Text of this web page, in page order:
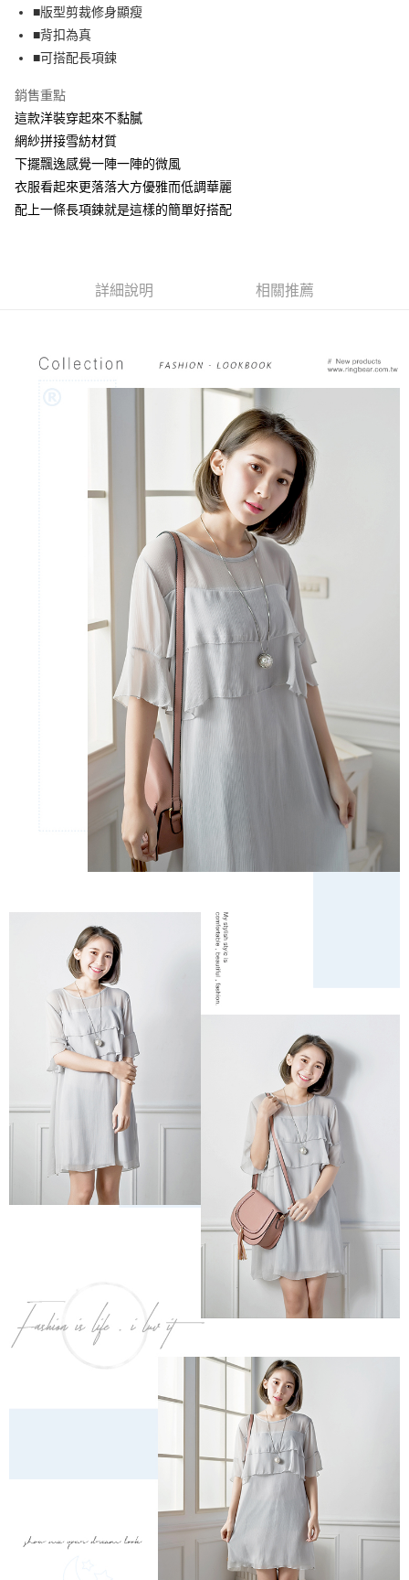
法說明評估內容。
【繳款方式說明】
1.分期款項不併入電信帳單，「大哥付你分期」於每月結算日後寄送繳費提
醒簡訊。
帳／街口支付／iPASS MONEY」等通路繳費。
【注意事項】
1.本服務係由「台灣大哥大股份有限公司」（以下簡稱本公司）所提供，讓
用戶於交易時，得透過本服務購買商品或服務，並由商店將買賣／分期付款
買賣價金債權讓與本公司後，依約使用本公司帳單繳交帳款。
資料（包含姓名、電話或地址）提供予台灣大哥大進項蒐集、處理及利用，
２．便利：只要手機號碼，簡訊認證，即可結帳。
３．安心：先確認商品／服務後，再付款。
【「AFTEE先享後付」結帳流程】
結帳頁面，進行簡訊認證並確認金額後，即可完成結帳。
３．收到繳費通知簡訊後14天內，點擊此簡訊中的連結，可透過四大超商／
ATM／網路銀行／等多元方式進行付款，方視為交易完成。
※ 請注意：結帳手續完成當下不需立刻繳費，但若您需要取消訂單，請聯絡
購買商品的店家。未經商家同意取消之訂單仍視為有效，需透過AFTEE先享
後付繳納相關費用。
※ 交易是否成功請以「AFTEE先享後付 」之結帳頁面顯示為準，若有關於
１．透過由恩沛科技股份有限公司提供之「AFTEE先享後付」服務完成之交
https://aftee.tw/terms/#terms3
３．未成年的使用者請事先徵得法定代理人或監護人之同意方可使用
「AFTEE先享後付」，若未經同意申辦者引起之損失，本公司不負相關責
４．使用「AFTEE先享後付」時，將依據個別帳號之用戶狀況，依本公司即
時審查核予不同之上限額度；若仍有額度不足之情形，本公司將視審查結果
５．嚴禁一人註冊多個帳號或使用他人資訊註冊。若發現惡意使用之情形，
恩沛科技股份有限公司將有權停止該用戶之使用額度並採取法律行動。
全家取貨付款
每筆NT$70，滿NT$699(含以上)免運費
付款後全家取貨
每筆NT$70，滿NT$699(含以上)免運費
7-11取貨付款
每筆NT$70，滿NT$799(含以上)免運費
付款後7-11取貨
每筆NT$100，滿NT$1,000(含以上)免運費
■版型剪裁修身顯瘦
■背扣為真
■可搭配長項鍊
銷售重點
這款洋裝穿起來不黏膩
網紗拼接雪紡材質
下擺飄逸感覺一陣一陣的微風
衣服看起來更落落大方優雅而低調華麗
配上一條長項鍊就是這樣的簡單好搭配
詳細說明 相關推薦